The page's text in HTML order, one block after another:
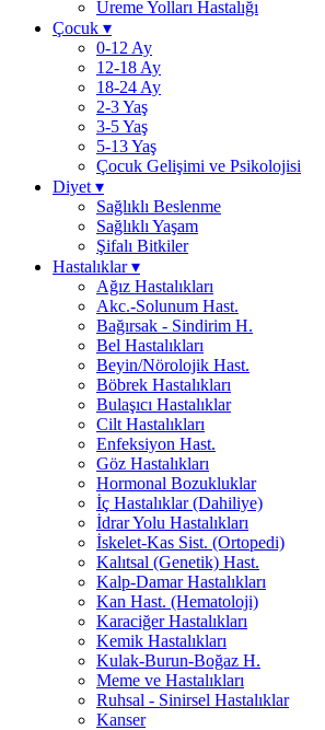
Üreme Yolları Hastalığı
Çocuk ▾
0-12 Ay
12-18 Ay
18-24 Ay
2-3 Yaş
3-5 Yaş
5-13 Yaş
Çocuk Gelişimi ve Psikolojisi
Diyet ▾
Sağlıklı Beslenme
Sağlıklı Yaşam
Şifalı Bitkiler
Hastalıklar▾
Ağız Hastalıkları
Akc.-Solunum Hast.
Bağırsak - Sindirim H.
Bel Hastalıkları
Beyin/Nörolojik Hast.
Böbrek Hastalıkları
Bulaşıcı Hastalıklar
Cilt Hastalıkları
Enfeksiyon Hast.
Göz Hastalıkları
Hormonal Bozukluklar
İç Hastalıklar (Dahiliye)
İdrar Yolu Hastalıkları
İskelet-Kas Sist. (Ortopedi)
Kalıtsal (Genetik) Hast.
Kalp-Damar Hastalıkları
Kan Hast. (Hematoloji)
Karaciğer Hastalıkları
Kemik Hastalıkları
Kulak-Burun-Boğaz H.
Meme ve Hastalıkları
Ruhsal - Sinirsel Hastalıklar
Kanser